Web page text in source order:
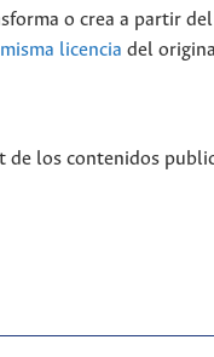
o crea a partir
misma licencia del
los contenidos